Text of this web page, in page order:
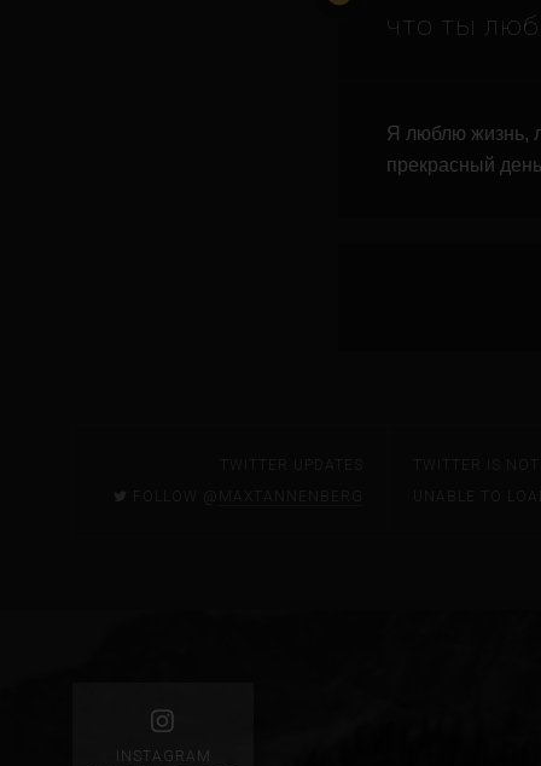
что ты
Я люблю жизнь,
прекрасный
TWITTER UPDATES
FOLLOW @
MAXTANNENBERG
TWITTER IS
UNABLE TO
INSTAGRAM